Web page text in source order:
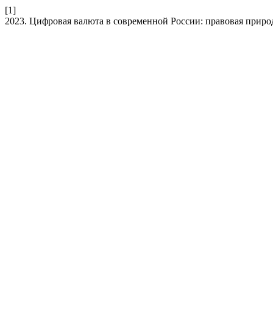
[1]
2023. Цифровая валюта в современной России: правовая